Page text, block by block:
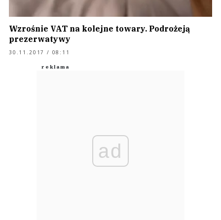
Wzrośnie VAT na kolejne towary. Podrożeją
prezerwatywy
30.11.2017 / 08:11
ad